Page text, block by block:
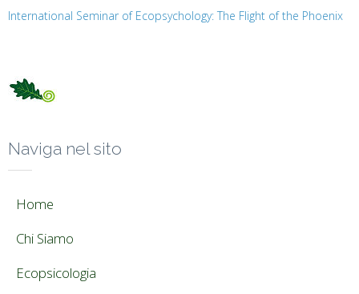
International Seminar of Ecopsychology: The Flight of the Phoenix
Naviga nel sito
Home
Chi Siamo
Ecopsicologia